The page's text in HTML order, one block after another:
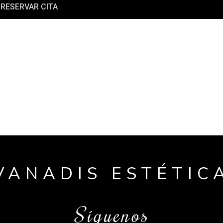
RESERVAR CITA
Síguenos